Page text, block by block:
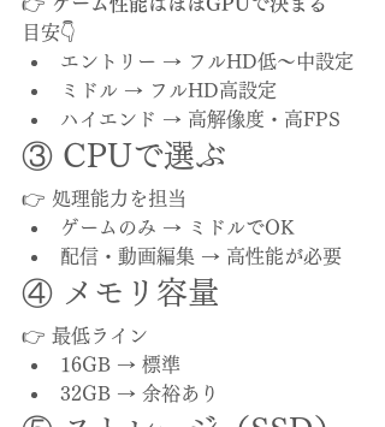
目安👇
エントリー → フルHD低〜中設定
ミドル → フルHD高設定
ハイエンド → 高解像度・高FPS
③ CPUで選ぶ
👉 処理能力を担当
ゲームのみ → ミドルでOK
配信・動画編集 → 高性能が必要
④ メモリ容量
👉 最低ライン
16GB → 標準
32GB → 余裕あり